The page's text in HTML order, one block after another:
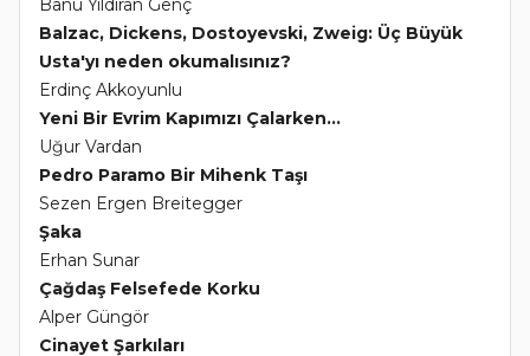
Banu Yıldıran Genç
Balzac, Dickens, Dostoyevski, Zweig: Üç Büyük
Usta'yı neden okumalısınız?
Erdinç Akkoyunlu
Yeni Bir Evrim Kapımızı Çalarken...
Uğur Vardan
Pedro Paramo Bir Mihenk Taşı
Sezen Ergen Breitegger
Şaka
Erhan Sunar
Çağdaş Felsefede Korku
Alper Güngör
Cinayet Şarkıları